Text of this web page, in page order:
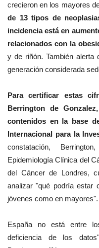
crecieron en los mayores
de 13 tipos de
incidencia está en
relacionados con la
y de riñón. También alerta
generación considerada
Para certificar estas
Berrington de
contenidos en la base
Internacional para la
constatación,
Epidemiología Clínica del
del Cáncer de Londres,
analizar "qué podría estar
jóvenes como en mayores".
España no está entre
deficiencia de los